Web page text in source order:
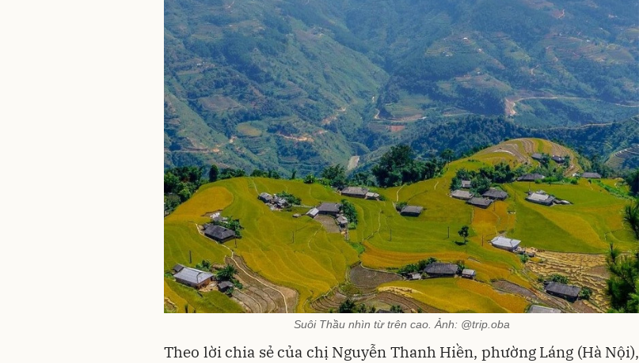
Suôi Thầu nhìn từ trên cao. Ảnh: @trip.oba
Theo lời chia sẻ của chị Nguyễn Thanh Hiền, phường Láng (Hà Nội),